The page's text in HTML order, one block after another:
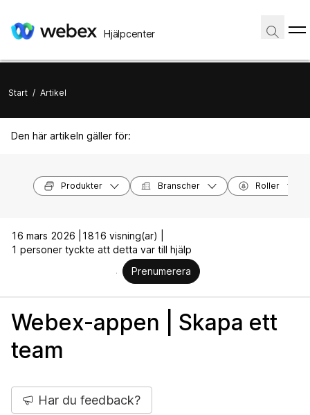
Hjälpcenter
Start / Artikel
Den här artikeln gäller för:
Produkter Branscher Roller
16 mars 2026 |
1816 visning(ar) |
1 personer tyckte att detta var till hjälp
Prenumerera
Webex-appen | Skapa ett
team
Har du feedback?